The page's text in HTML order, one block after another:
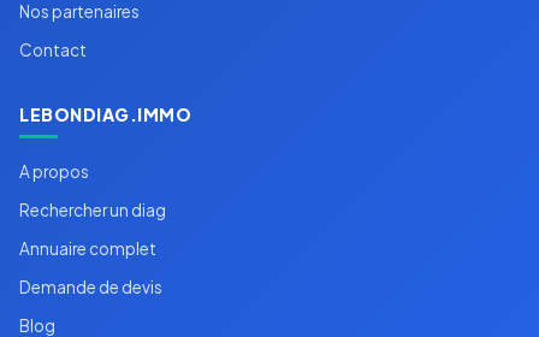
Nos partenaires
Contact
LEBONDIAG.IMMO
A propos
Rechercher un diag
Annuaire complet
Demande de devis
Blog